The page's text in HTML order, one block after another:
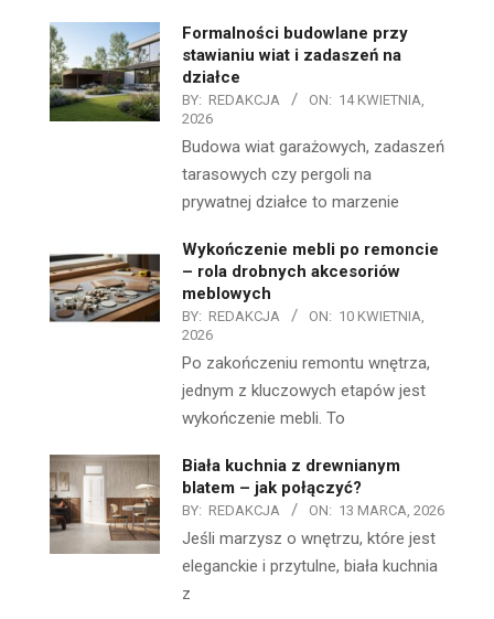
Formalności budowlane przy
stawianiu wiat i zadaszeń na
działce
BY: REDAKCJA ON: 14 KWIETNIA,
2026
Budowa wiat garażowych, zadaszeń
tarasowych czy pergoli na
prywatnej działce to marzenie
Wykończenie mebli po remoncie
– rola drobnych akcesoriów
meblowych
BY: REDAKCJA ON: 10 KWIETNIA,
2026
Po zakończeniu remontu wnętrza,
jednym z kluczowych etapów jest
wykończenie mebli. To
Biała kuchnia z drewnianym
blatem – jak połączyć?
BY: REDAKCJA ON: 13 MARCA, 2026
Jeśli marzysz o wnętrzu, które jest
eleganckie i przytulne, biała kuchnia
z